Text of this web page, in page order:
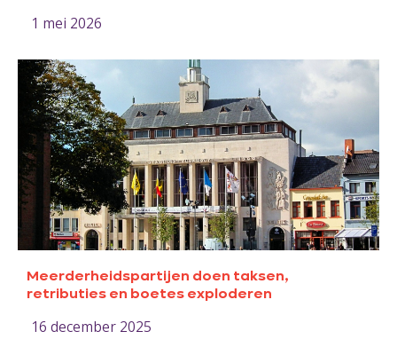
1 mei 2026
Meerderheidspartijen doen taksen,
retributies en boetes exploderen
16 december 2025